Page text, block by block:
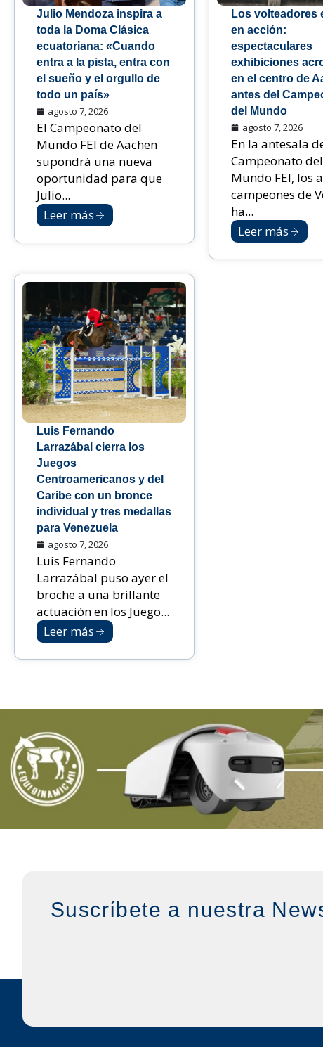
Julio Mendoza inspira a
toda la Doma Clásica
ecuatoriana: «Cuando
entra a la pista, entra con
el sueño y el orgullo de
todo un país»
agosto 7, 2026
El Campeonato del
Mundo FEI de Aachen
supondrá una nueva
oportunidad para que
Julio...
Leer más
Los volteadores
en acción:
espectaculares
exhibiciones
en el centro de
antes del
del Mundo
agosto 7, 2026
En la antesala
Campeonato del
Mundo FEI, los
campeones de
ha...
Leer más
Luis Fernando
Larrazábal cierra los
Juegos
Centroamericanos y del
Caribe con un bronce
individual y tres medallas
para Venezuela
agosto 7, 2026
Luis Fernando
Larrazábal puso ayer el
broche a una brillante
actuación en los Juego...
Leer más
Suscríbete a nuestra